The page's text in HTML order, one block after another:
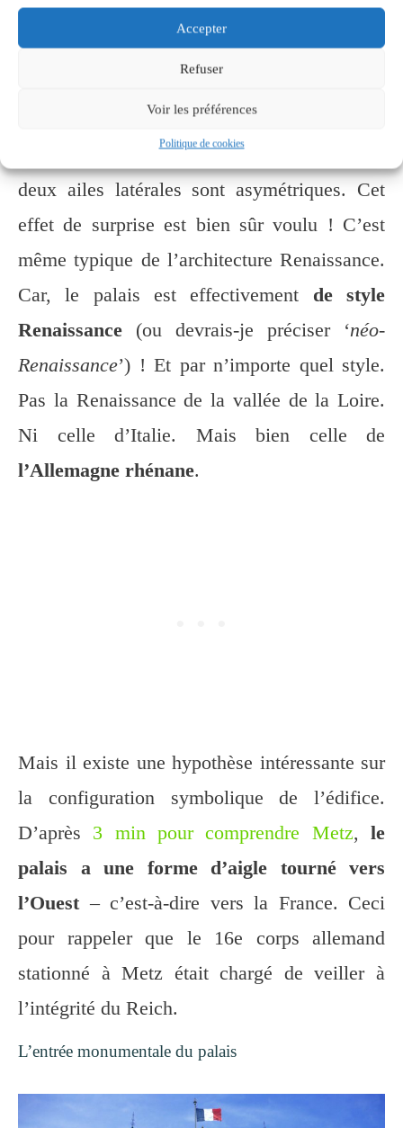
Accepter
Refuser
Voir les préférences
Politique de cookies
principale et de deux ailes latérales. C’est
l’aile gauche qui était réservée à l’empereur.
D’ailleurs, si vous observez bien le
monument, vous vous rendrez compte que les
deux ailes latérales sont asymétriques. Cet
effet de surprise est bien sûr voulu ! C’est
même typique de l’architecture Renaissance.
Car, le palais est effectivement de style
Renaissance (ou devrais-je préciser ‘néo-
Renaissance’) ! Et par n’importe quel style.
Pas la Renaissance de la vallée de la Loire.
Ni celle d’Italie. Mais bien celle de
l’Allemagne rhénane.
Mais il existe une hypothèse intéressante sur
la configuration symbolique de l’édifice.
D’après 3 min pour comprendre Metz,le
palais a une forme d’aigle tourné vers
l’Ouest – c’est-à-dire vers la France. Ceci
pour rappeler que le 16e corps allemand
stationné à Metz était chargé de veiller à
l’intégrité du Reich.
L’entrée monumentale du palais